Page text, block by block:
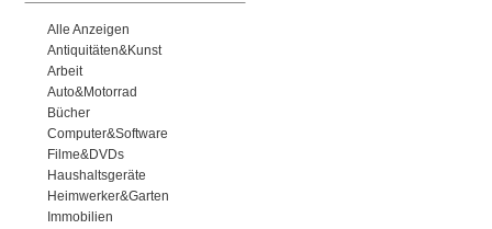
Alle Anzeigen
Antiquitäten&Kunst
Arbeit
Auto&Motorrad
Bücher
Computer&Software
Filme&DVDs
Haushaltsgeräte
Heimwerker&Garten
Immobilien